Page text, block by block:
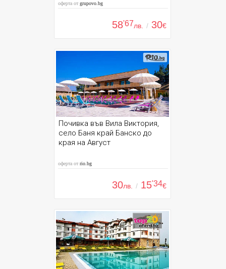
оферта отgrupovo.bg
58'67лв. / 30€
Почивка във Вила Виктория,
село Баня край Банско до
края на Август
оферта отrio.bg
30лв. / 15'34€